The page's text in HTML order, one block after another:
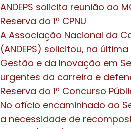
ANDEPS solicita reunião ao
Reserva do 1º CPNU
A Associação Nacional da
(ANDEPS) solicitou, na
Gestão e da Inovação em
urgentes da carreira e
Reserva do 1º Concurso
No ofício encaminhado ao
a necessidade de